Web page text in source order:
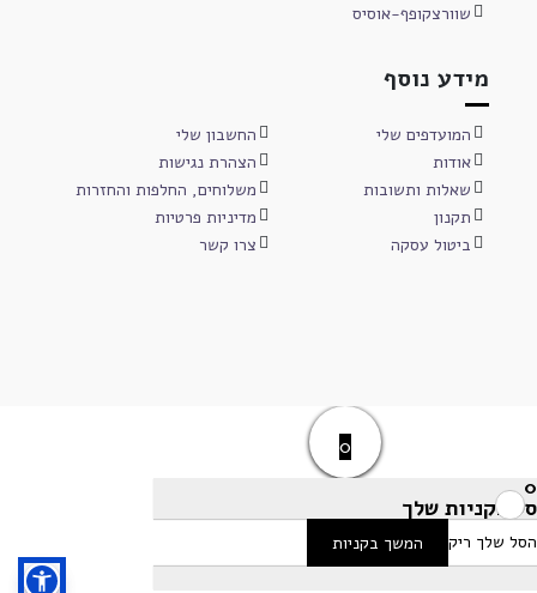
שוורצקופף-אוסיס
מידע נוסף
המועדפים שלי
החשבון שלי
אודות
הצהרת נגישות
שאלות ותשובות
משלוחים, החלפות והחזרות
תקנון
מדיניות פרטיות
ביטול עסקה
צרו קשר
0
0
סל הקניות שלך
הסל שלך ריק המשך בקניות